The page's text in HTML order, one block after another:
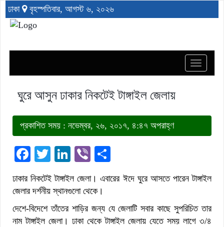
ঢাকা বৃহস্পতিবার, আগস্ট ৬, ২০২৬
Toggle
ঘুরে আসুন ঢাকার নিকটেই টাঙ্গাইল জেলায়
প্রকাশিত সময় : নভেম্বর, ২৬, ২০১৭, ৪:৪৭ অপরাহ্ণ
Facebook
TwitterLinkedIn
Viber
ঢাকার নিকটেই টাঙ্গাইল জেলা। এবারের ঈদে ঘুরে আসতে পারেন টাঙ্গাইল
জেলার দর্শনীয় স্থানগুলো থেকে।
দেশে-বিদেশে তাঁতের শাড়ির জন্য যে জেলাটি সবার কাছে সুপরিচিত তার
নাম টাঙ্গাইল জেলা। ঢাকা থেকে টাঙ্গাইল জেলায় যেতে সময় লাগে ৩/৪